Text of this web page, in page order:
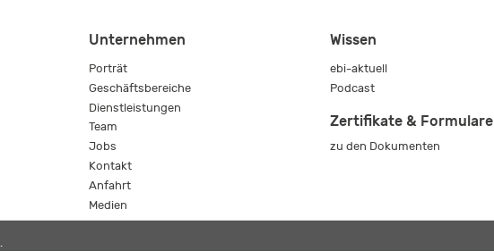
Unternehmen
Porträt
Geschäftsbereiche
Dienstleistungen
Team
Jobs
Kontakt
Anfahrt
Medien
Wissen
ebi-aktuell
Podcast
Zertifikate & Formulare
zu den Dokumenten